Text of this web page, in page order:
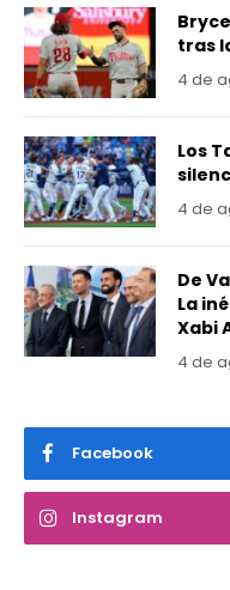
tras
4 de
Los
4 de
De
La
Xabi
4 de
Facebook
Instagram